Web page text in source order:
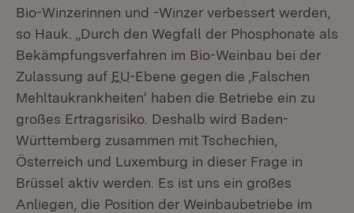
Bio-Winzerinnen und -Winzer verbessert werden,
so Hauk. „Durch den Wegfall der Phosphonate als
Bekämpfungsverfahren im Bio-Weinbau bei der
Zulassung auf EU-Ebene gegen die ‚Falschen
Mehltaukrankheiten‘ haben die Betriebe ein zu
großes Ertragsrisiko. Deshalb wird Baden-
Württemberg zusammen mit Tschechien,
Österreich und Luxemburg in dieser Frage in
Brüssel aktiv werden. Es ist uns ein großes
Anliegen, die Position der Weinbaubetriebe im